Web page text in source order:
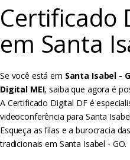
Certificado
em Santa
Se você está em Santa Isabel -
Digital MEI, saiba que agora é
A Certificado Digital DF é
videoconferência para Santa
Esqueça as filas e a burocracia
tradicionais em Santa Isabel - GO.